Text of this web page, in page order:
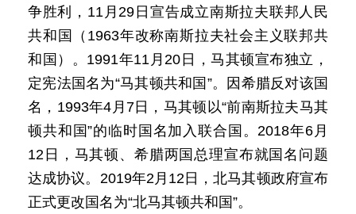
争胜利，11月29日宣告成立南斯拉夫联邦人民
共和国（1963年改称南斯拉夫社会主义联邦共
和国）。1991年11月20日，马其顿宣布独立，
定宪法国名为“马其顿共和国”。因希腊反对该国
名，1993年4月7日，马其顿以“前南斯拉夫马其
顿共和国”的临时国名加入联合国。2018年6月
12日，马其顿、希腊两国总理宣布就国名问题
达成协议。2019年2月12日，北马其顿政府宣布
正式更改国名为“北马其顿共和国”。